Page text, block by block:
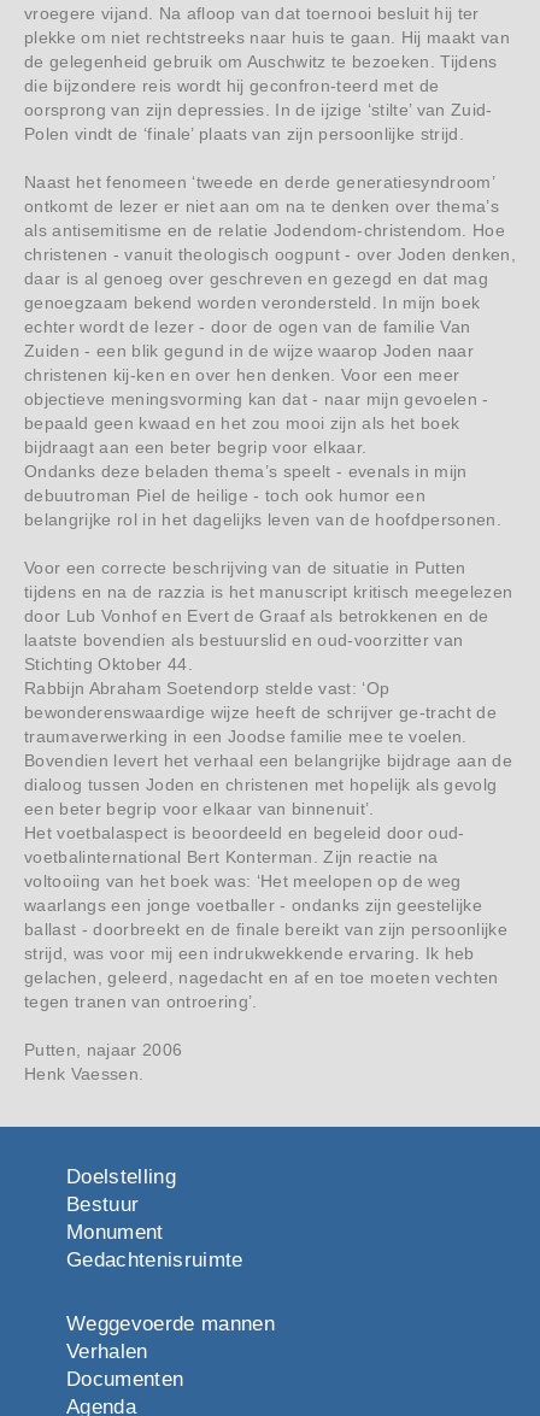
vroegere vijand. Na afloop van dat toernooi besluit hij ter
plekke om niet rechtstreeks naar huis te gaan. Hij maakt van
de gelegenheid gebruik om Auschwitz te bezoeken. Tijdens
die bijzondere reis wordt hij geconfron-teerd met de
oorsprong van zijn depressies. In de ijzige ‘stilte’ van Zuid-
Polen vindt de ‘finale’ plaats van zijn persoonlijke strijd.
Naast het fenomeen ‘tweede en derde generatiesyndroom’
ontkomt de lezer er niet aan om na te denken over thema’s
als antisemitisme en de relatie Jodendom-christendom. Hoe
christenen - vanuit theologisch oogpunt - over Joden denken,
daar is al genoeg over geschreven en gezegd en dat mag
genoegzaam bekend worden verondersteld. In mijn boek
echter wordt de lezer - door de ogen van de familie Van
Zuiden - een blik gegund in de wijze waarop Joden naar
christenen kij-ken en over hen denken. Voor een meer
objectieve meningsvorming kan dat - naar mijn gevoelen -
bepaald geen kwaad en het zou mooi zijn als het boek
bijdraagt aan een beter begrip voor elkaar.
Ondanks deze beladen thema’s speelt - evenals in mijn
debuutroman Piel de heilige - toch ook humor een
belangrijke rol in het dagelijks leven van de hoofdpersonen.
Voor een correcte beschrijving van de situatie in Putten
tijdens en na de razzia is het manuscript kritisch meegelezen
door Lub Vonhof en Evert de Graaf als betrokkenen en de
laatste bovendien als bestuurslid en oud-voorzitter van
Stichting Oktober 44.
Rabbijn Abraham Soetendorp stelde vast: ‘Op
bewonderenswaardige wijze heeft de schrijver ge-tracht de
traumaverwerking in een Joodse familie mee te voelen.
Bovendien levert het verhaal een belangrijke bijdrage aan de
dialoog tussen Joden en christenen met hopelijk als gevolg
een beter begrip voor elkaar van binnenuit’.
Het voetbalaspect is beoordeeld en begeleid door oud-
voetbalinternational Bert Konterman. Zijn reactie na
voltooiing van het boek was: ‘Het meelopen op de weg
waarlangs een jonge voetballer - ondanks zijn geestelijke
ballast - doorbreekt en de finale bereikt van zijn persoonlijke
strijd, was voor mij een indrukwekkende ervaring. Ik heb
gelachen, geleerd, nagedacht en af en toe moeten vechten
tegen tranen van ontroering’.
Putten, najaar 2006
Henk Vaessen.
Doelstelling
Bestuur
Monument
Gedachtenisruimte
Weggevoerde mannen
Verhalen
Documenten
Agenda